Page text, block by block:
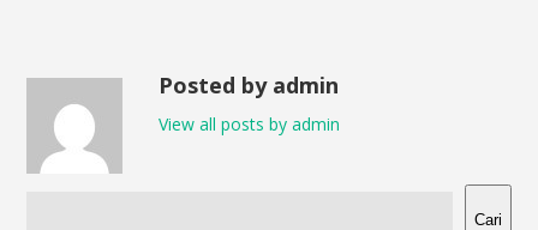
Posted by admin
View all posts by admin
Cari